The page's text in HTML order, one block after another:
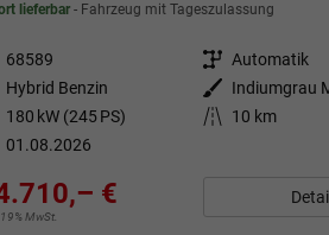
lieferbar Fahrzeug mit Tageszulassung
68589 Getriebe Automatik
Hybrid Benzin Außenfarbe
Indiumgrau
180 kW (245 PS) Kilometerstand
10 km
01.08.2026
€
MwSt.